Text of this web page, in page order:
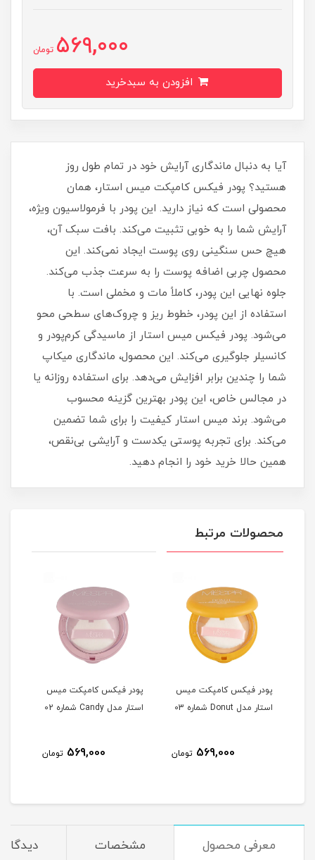
569,000 تومان
آیا به دنبال ماندگاری آرایش خود در تمام طول روز
هستید؟ پودر فیکس کامپکت میس استار، همان
محصولی است که نیاز دارید. این پودر با فرمولاسیون ویژه،
آرایش شما را به خوبی تثبیت می‌کند. بافت سبک آن،
هیچ حس سنگینی روی پوست ایجاد نمی‌کند. این
محصول چربی اضافه پوست را به سرعت جذب می‌کند.
جلوه نهایی این پودر، کاملاً مات و مخملی است. با
استفاده از این پودر، خطوط ریز و چروک‌های سطحی محو
می‌شود. پودر فیکس میس استار از ماسیدگی کرم‌پودر و
کانسیلر جلوگیری می‌کند. این محصول، ماندگاری میکاپ
شما را چندین برابر افزایش می‌دهد. برای استفاده روزانه یا
در مجالس خاص، این پودر بهترین گزینه محسوب
می‌شود. برند میس استار کیفیت را برای شما تضمین
می‌کند. برای تجربه پوستی یکدست و آرایشی بی‌نقص،
همین حالا خرید خود را انجام دهید.
محصولات مرتبط
پودر فیکس کامپکت میس
استار مدل Donut شماره 03
569,000 تومان
پودر فیکس کامپکت میس
استار مدل Candy شماره 02
569,000 تومان
معرفی محصول مشخصات